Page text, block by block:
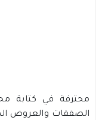
محترفة في كتابة
الصفقات والعروض